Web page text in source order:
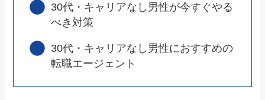
30代・キャリアなし男性が今すぐやる
べき対策
30代・キャリアなし男性におすすめの
転職エージェント